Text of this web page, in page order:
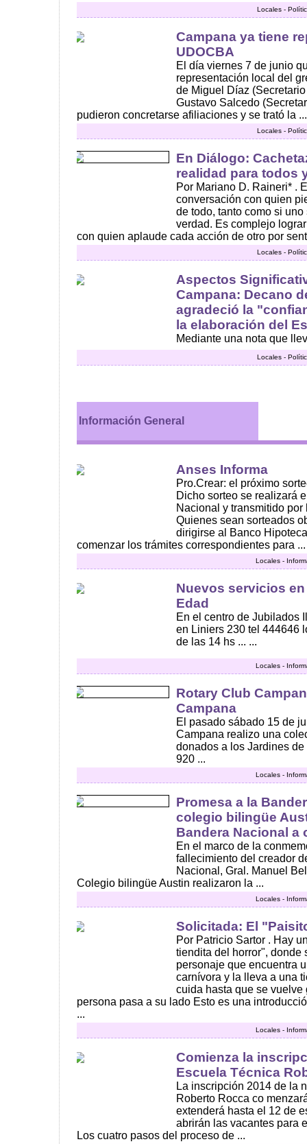
Locales -
Campana ya tiene
UDOCBA
El día viernes 7 de junio
representación local del
de Miguel Díaz
Gustavo Salcedo
pudieron concretarse afiliaciones y se trató la ...
Locales -
En Diálogo:
realidad para todos
Por Mariano D. Raineri* .
conversación con quien
de todo, tanto como si
verdad. Es complejo
con quien aplaude cada acción de otro por
Locales -
Aspectos
Campana: Decano
agradeció la
la elaboración del
Mediante una nota que
Locales -
Información General
Anses Informa
Pro.Crear: el próximo
Dicho sorteo se realizará
Nacional y transmitido
Quienes sean sorteados
dirigirse al Banco
comenzar los trámites correspondientes para ...
Locales -
Nuevos servicios
Edad
En el centro de Jubilados
en Liniers 230 tel 444646
de las 14 hs ... ...
Locales -
Rotary Club
Campana
El pasado sábado 15 de
Campana realizo una
donados a los Jardines
920 ...
Locales -
Promesa a la
colegio bilingüe
Bandera Nacional a
En el marco de la
fallecimiento del creador
Nacional, Gral. Manuel
Colegio bilingüe Austin realizaron la ...
Locales -
Solicitada: El
Por Patricio Sartor . Hay
tiendita del horror", donde
personaje que encuentra
carnívora y la lleva a una
cuida hasta que se
persona pasa a su lado Esto es una
...
Locales -
Comienza la
Escuela Técnica
La inscripción 2014 de la
Roberto Rocca co
extenderá hasta el 12 de
abrirán las vacantes para
Los cuatro pasos del proceso de ...